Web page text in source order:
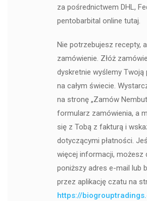
za pośrednictwem DHL,
pentobarbital online tutaj.
Nie potrzebujesz recepty,
zamówienie. Złóż
dyskretnie wyślemy Twoją
na całym świecie.
na stronę „Zamów
formularz zamówienia, a
się z Tobą z fakturą i
dotyczącymi płatności.
więcej informacji, możesz
poniższy adres e-mail lub
przez aplikację czatu na
https://